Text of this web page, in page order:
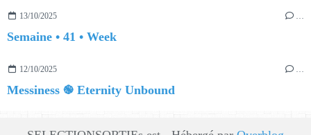
13/10/2025 …
Semaine • 41 • Week
12/10/2025 …
Messiness ֎ Eternity Unbound